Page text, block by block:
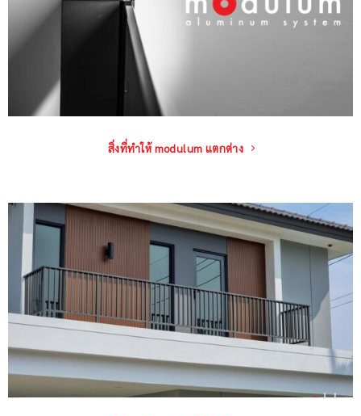
สิ่งที่ทำให้ modulum แตกต่าง